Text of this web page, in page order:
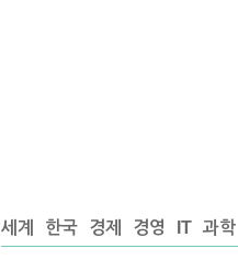
세계 한국 경제 경영 IT 과학